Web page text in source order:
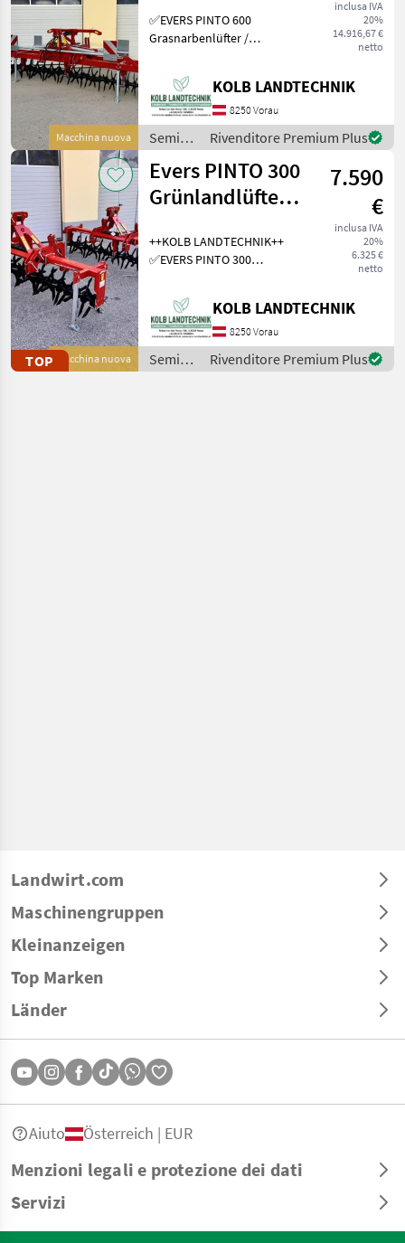
Macchina nuova
- Gr
inclusa IVA
20%
14.916,67 €
netto
✅EVERS PINTO 600
Grasnarbenlüfter /
6.0m ✅Sternwalze leicht
schrägstellbar, dadurch 2
verschieden Intensive
Bearbeitungsstufen ✅Zinke
KOLB LANDTECHNIK
8250 Vorau
Semina
e cura /
Evers
Rivenditore Premium Plus
TOP Macchina nuova
Evers PINTO 300
Grünlandlüfter -
- Gr
7.590
€
inclusa IVA
20%
6.325 €
netto
++KOLB LANDTECHNIK++
✅EVERS PINTO 300
Bodenlüfter ✅Arbeits- und
Transportbreite 3.0m
✅Sternwalze leicht
schrägstellbar, dadurch 2
verschied
KOLB LANDTECHNIK
8250 Vorau
Semina
e cura /
Rivenditore Premium Plus
Landwirt.com
Maschinengruppen
Kleinanzeigen
Top Marken
Länder
Menzioni legali e protezione dei dati
Servizi
Aiuto Österreich | EUR